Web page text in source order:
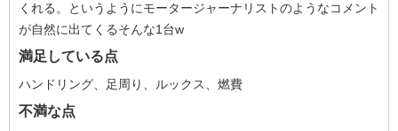
くれる。というようにモータージャーナリストのようなコメント
が自然に出てくるそんな1台w
満足している点
ハンドリング、足周り、ルックス、燃費
不満な点